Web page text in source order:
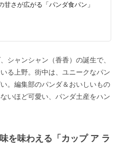
さが広がる「パンダ食パン」
シャンシャン（香香）の誕生で、
る上野。街中は、ユニークなパン
。編集部のパンダ＆おいしいもの
いほど可愛い、パンダ土産をハン
を味わえる「カップ ア ラ